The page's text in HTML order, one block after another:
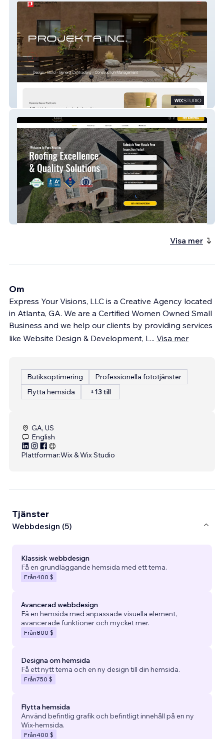
Projektainc
Pureroofing
Visa mer
Om
Express Your Visions, LLC is a Creative Agency located
in Atlanta, GA. We are a Certified Women Owned Small
Business and we help our clients by providing services
like Website Design & Development, L ... Visa mer
Butiksoptimering
Professionella fototjänster
Flytta hemsida
+13 till
GA, US
English
Plattformar:Wix & Wix Studio
Tjänster
Webbdesign (5)
Klassisk webbdesign
Få en grundläggande hemsida med ett tema.
Från400 $
Avancerad webbdesign
Få en hemsida med anpassade visuella element,
avancerade funktioner och mycket mer.
Från800 $
Designa om hemsida
Få ett nytt tema och en ny design till din hemsida.
Från750 $
Flytta hemsida
Använd befintlig grafik och befintligt innehåll på en ny
Wix-hemsida.
Från400 $